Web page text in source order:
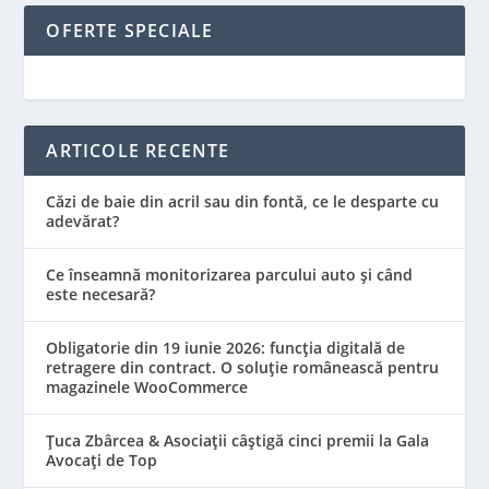
OFERTE SPECIALE
ARTICOLE RECENTE
Căzi de baie din acril sau din fontă, ce le desparte cu
adevărat?
Ce înseamnă monitorizarea parcului auto și când
este necesară?
Obligatorie din 19 iunie 2026: funcția digitală de
retragere din contract. O soluție românească pentru
magazinele WooCommerce
Țuca Zbârcea & Asociații câștigă cinci premii la Gala
Avocați de Top